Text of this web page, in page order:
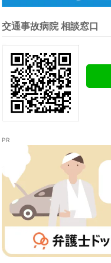
交通事故病院 相談窓口